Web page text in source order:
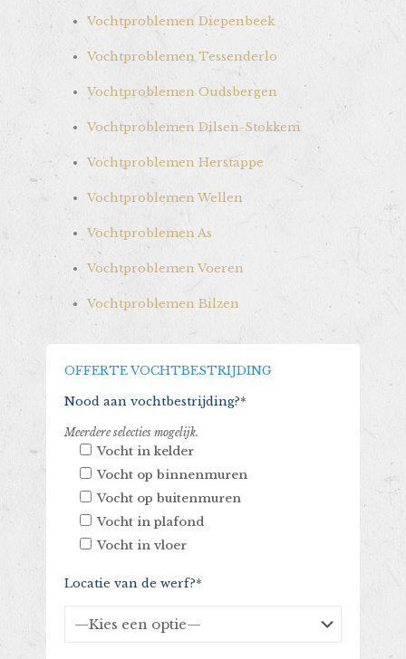
Vochtproblemen Diepenbeek
Vochtproblemen Tessenderlo
Vochtproblemen Oudsbergen
Vochtproblemen Dilsen-Stokkem
Vochtproblemen Herstappe
Vochtproblemen Wellen
Vochtproblemen As
Vochtproblemen Voeren
Vochtproblemen Bilzen
OFFERTE VOCHTBESTRIJDING
Nood aan vochtbestrijding?*
Meerdere selecties mogelijk.
Vocht in kelder
Vocht op binnenmuren
Vocht op buitenmuren
Vocht in plafond
Vocht in vloer
Locatie van de werf?*